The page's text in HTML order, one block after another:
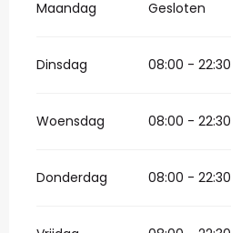
Maandag Gesloten
Dinsdag 08:00 - 22:30
Woensdag 08:00 - 22:30
Donderdag 08:00 - 22:30